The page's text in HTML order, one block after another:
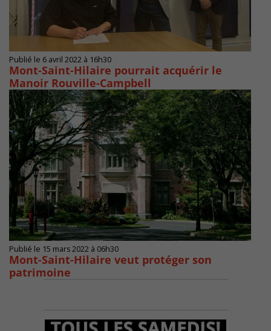
Publié le 6 avril 2022 à 16h30
Mont-Saint-Hilaire pourrait acquérir le
Manoir Rouville-Campbell
Publié le 15 mars 2022 à 06h30
Mont-Saint-Hilaire veut protéger son
patrimoine